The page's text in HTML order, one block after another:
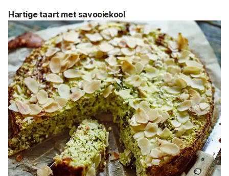
Hartige taart met savooiekool